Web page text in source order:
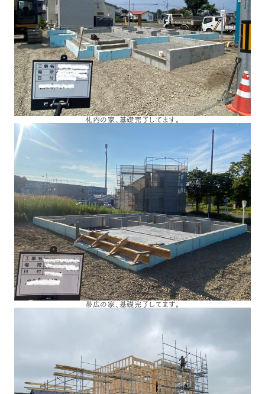
札内の家、基礎完了してます。
帯広の家、基礎完了してます。